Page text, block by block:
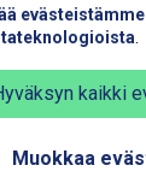
kaikki
Muokkaa
yhteyteen.
tai ne ovat